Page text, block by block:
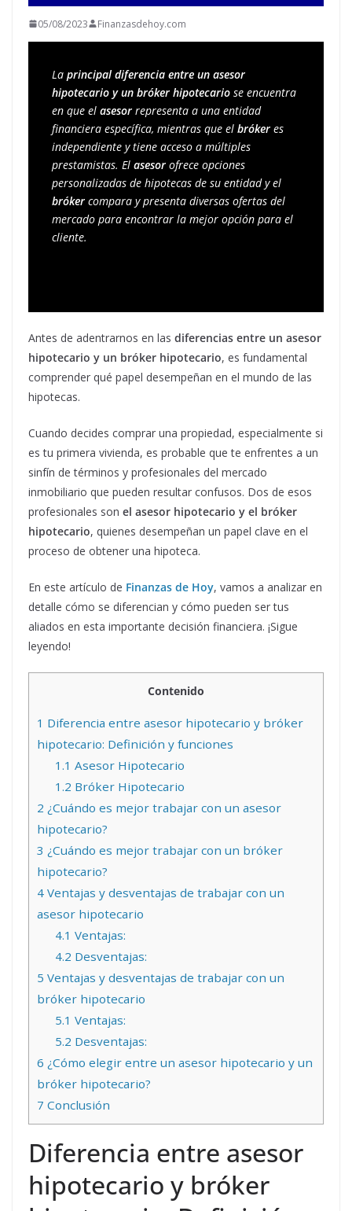
05/08/2023 Finanzasdehoy.com
La principal diferencia entre un asesor
hipotecario y un bróker hipotecario se encuentra
en que el asesor representa a una entidad
financiera específica, mientras que el bróker es
independiente y tiene acceso a múltiples
prestamistas. El asesor ofrece opciones
bróker compara y presenta diversas ofertas del
mercado para encontrar la mejor opción para el
cliente.
Antes de adentrarnos en las diferencias entre un asesor
hipotecario y un bróker hipotecario, es fundamental
comprender qué papel desempeñan en el mundo de las
hipotecas.
Cuando decides comprar una propiedad, especialmente si
es tu primera vivienda, es probable que te enfrentes a un
sinfín de términos y profesionales del mercado
inmobiliario que pueden resultar confusos. Dos de esos
profesionales son el asesor hipotecario y el bróker
hipotecario, quienes desempeñan un papel clave en el
proceso de obtener una hipoteca.
En este artículo de Finanzas de Hoy, vamos a analizar en
detalle cómo se diferencian y cómo pueden ser tus
aliados en esta importante decisión financiera. ¡Sigue
leyendo!
Contenido
1 Diferencia entre asesor hipotecario y bróker
hipotecario: Definición y funciones
1.1 Asesor Hipotecario
1.2 Bróker Hipotecario
2 ¿Cuándo es mejor trabajar con un asesor
hipotecario?
3 ¿Cuándo es mejor trabajar con un bróker
hipotecario?
4 Ventajas y desventajas de trabajar con un
asesor hipotecario
4.1 Ventajas:
4.2 Desventajas:
5 Ventajas y desventajas de trabajar con un
bróker hipotecario
5.1 Ventajas:
5.2 Desventajas:
6 ¿Cómo elegir entre un asesor hipotecario y un
bróker hipotecario?
7 Conclusión
Diferencia entre asesor
hipotecario y bróker